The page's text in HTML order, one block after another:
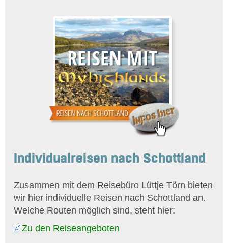
Individualreisen nach Schottland
Zusammen mit dem Reisebüro Lüttje Törn bieten
wir hier individuelle Reisen nach Schottland an.
Welche Routen möglich sind, steht hier:
Zu den Reiseangeboten